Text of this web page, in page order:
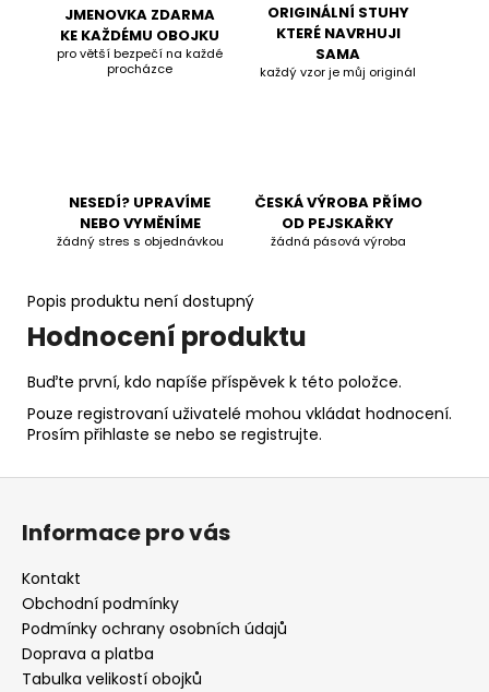
JMENOVKA ZDARMA
KE KAŽDÉMU OBOJKU
pro větší bezpečí na každé
procházce
ORIGINÁLNÍ STUHY
KTERÉ NAVRHUJI
SAMA
každý vzor je můj originál
NESEDÍ? UPRAVÍME
NEBO VYMĚNÍME
žádný stres s objednávkou
ČESKÁ VÝROBA PŘÍMO
OD PEJSKAŘKY
žádná pásová výroba
Popis produktu není dostupný
Hodnocení produktu
Buďte první, kdo napíše příspěvek k této položce.
Pouze registrovaní uživatelé mohou vkládat hodnocení.
Prosím přihlaste se nebo se registrujte.
Informace pro vás
Kontakt
Obchodní podmínky
Podmínky ochrany osobních údajů
Doprava a platba
Tabulka velikostí obojků